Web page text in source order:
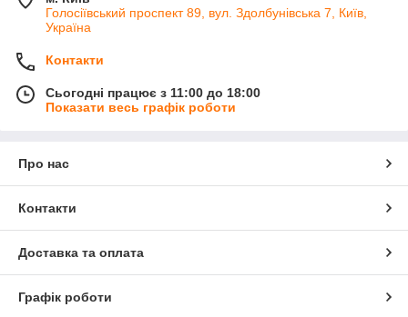
Голосіївський проспект 89, вул. Здолбунівська 7, Київ,
Україна
Контакти
Сьогодні працює з 11:00 до 18:00
Показати весь графік роботи
Про нас
Контакти
Доставка та оплата
Графік роботи